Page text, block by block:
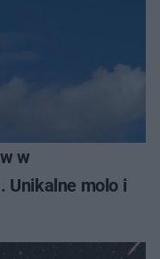
w
Unikalne molo i